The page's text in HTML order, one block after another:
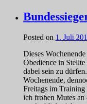
Posted on 1. Juli
Dieses
Obedience in
dabei sein zu
Wochenende,
Freitags im
ich frohen Mutes an